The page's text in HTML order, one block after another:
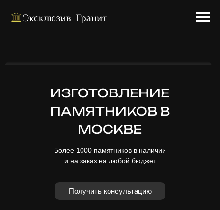
ИЗГОТОВЛЕНИЕ
ПАМЯТНИКОВ В
МОСКВЕ
Более 1000 памятников в наличии
и на заказ на любой бюджет
Получить консультацию